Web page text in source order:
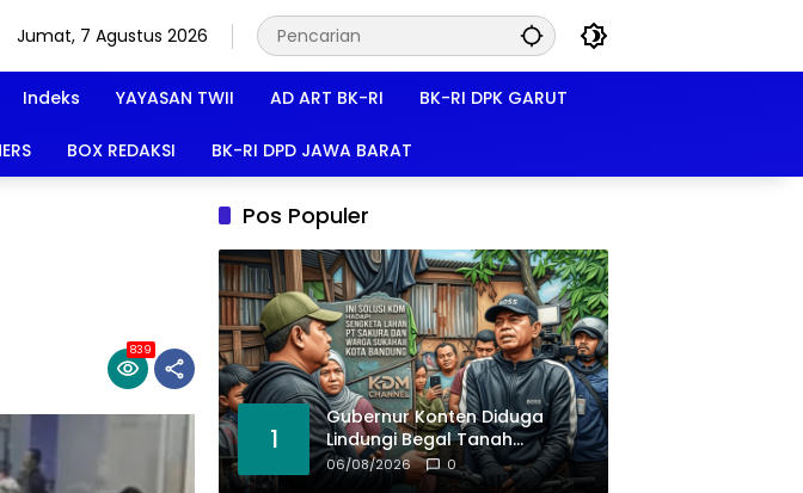
Jumat, 7 Agustus 2026
Indeks YAYASAN TWII AD ART BK-RI BK-RI DPK GARUT
BOX REDAKSI BK-RI DPD JAWA BARAT
839
Pos Populer
1
Gubernur Konten Diduga
Lindungi Begal Tanah
Pasirkoja, BK-RI Buka Suara!
06/08/2026 0